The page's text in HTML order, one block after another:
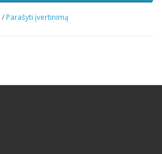
/ Parašyti įvertinimą